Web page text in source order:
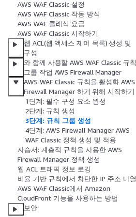
AWS WAF Classic 설정
AWS WAF Classic 작동 방식
AWS WAF 클래식 요금
AWS WAF Classic 시작하기
웹 ACL(웹 액세스 제어 목록) 생성 및
구성
와 함께 사용할 AWS WAF Classic 규칙
그룹 작업 AWS Firewall Manager
AWS WAF Classic 규칙을 활성화 AWS
Firewall Manager 하기 위해 시작하기
1단계: 필수 구성 요소 완성
2단계: 규칙 생성
3단계: 규칙 그룹 생성
4단계: AWS Firewall Manager AWS
WAF Classic 정책 생성 및 적용
자습서: 계층적 규칙을 사용한 AWS
Firewall Manager 정책 생성
웹 ACL 트래픽 정보 로깅
비율 기반 규칙에서 차단한 IP 주소 나열
AWS WAF Classic에서 Amazon
CloudFront 기능을 사용하는 방법
보안